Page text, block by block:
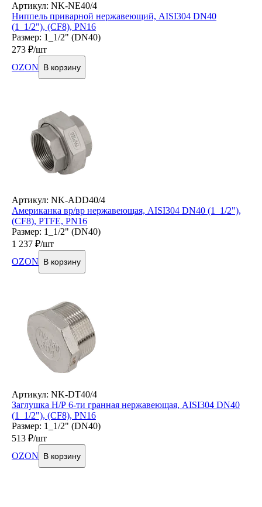
Артикул: NK-NE40/4
Ниппель приварной нержавеющий, AISI304 DN40
(1_1/2"), (CF8), PN16
Размер: 1_1/2" (DN40)
273 ₽/шт
OZON
В корзину
Артикул: NK-ADD40/4
Американка вр/вр нержавеющая, AISI304 DN40 (1_1/2"),
(CF8), PTFE, PN16
Размер: 1_1/2" (DN40)
1 237 ₽/шт
OZON
В корзину
Артикул: NK-DT40/4
Заглушка Н/Р 6-ти гранная нержавеющая, AISI304 DN40
(1_1/2"), (CF8), PN16
Размер: 1_1/2" (DN40)
513 ₽/шт
OZON
В корзину